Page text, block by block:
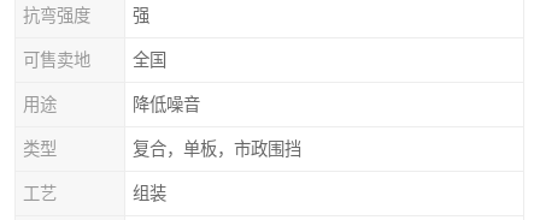
抗弯强度 强
可售卖地 全国
用途 降低噪音
类型 复合，单板，市政围挡
工艺 组装